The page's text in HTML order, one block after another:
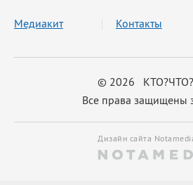
© 2026
Все права защищены
Медиакит Контакты
Дизайн сайта